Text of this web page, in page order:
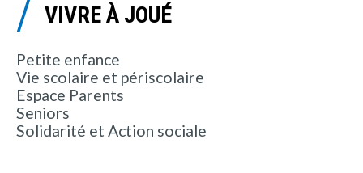
VIVRE À JOUÉ
Petite enfance
Vie scolaire et périscolaire
Espace Parents
Seniors
Solidarité et Action sociale